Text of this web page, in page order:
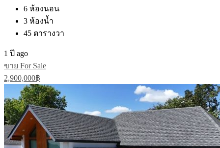
6 ห้องนอน
3 ห้องน้ำ
45 ตารางวา
1 ปี ago
ขาย For Sale
2,900,000฿